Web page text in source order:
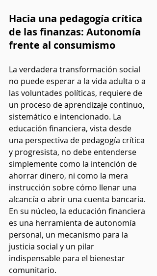
Hacia una pedagogía crítica
de las finanzas: Autonomía
frente al consumismo
La verdadera transformación social
no puede esperar a la vida adulta o a
las voluntades políticas, requiere de
un proceso de aprendizaje continuo,
sistemático e intencionado. La
educación financiera, vista desde
una perspectiva de pedagogía crítica
y progresista, no debe entenderse
simplemente como la intención de
ahorrar dinero, ni como la mera
instrucción sobre cómo llenar una
alcancía o abrir una cuenta bancaria.
En su núcleo, la educación financiera
es una herramienta de autonomía
personal, un mecanismo para la
justicia social y un pilar
indispensable para el bienestar
comunitario.